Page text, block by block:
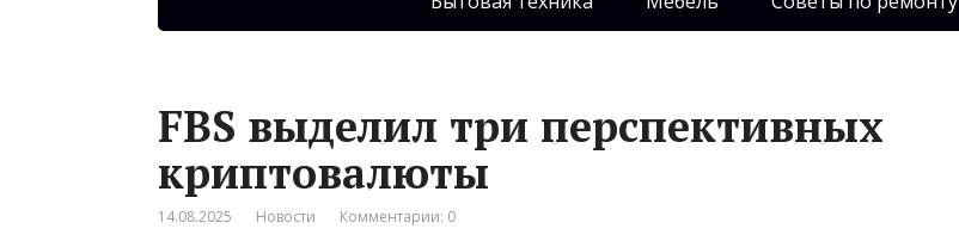
FBS выделил три перспективных
криптовалюты
14.08.2025 Новости Комментарии: 0